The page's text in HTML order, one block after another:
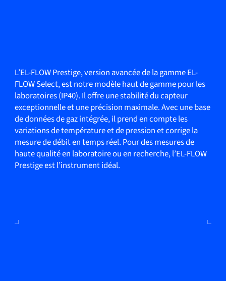
L’EL-FLOW Prestige, version avancée de la gamme EL-
FLOW Select, est notre modèle haut de gamme pour les
laboratoires (IP40). Il offre une stabilité du capteur
exceptionnelle et une précision maximale. Avec une base
de données de gaz intégrée, il prend en compte les
variations de température et de pression et corrige la
mesure de débit en temps réel. Pour des mesures de
haute qualité en laboratoire ou en recherche, l’EL-FLOW
Prestige est l’instrument idéal.